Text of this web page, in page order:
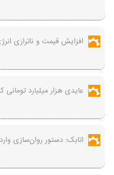
افزایش قیمت و ناترازی
عایدی هزار میلیارد
اتابک: دستور روان‌سازی